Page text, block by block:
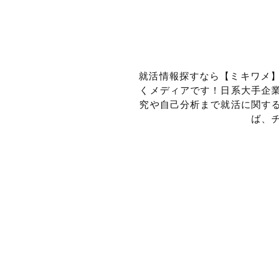
就活情報探すなら【ミキワメ
くメディアです！
日系大手企
究や自己分析まで就活に関す
ば、